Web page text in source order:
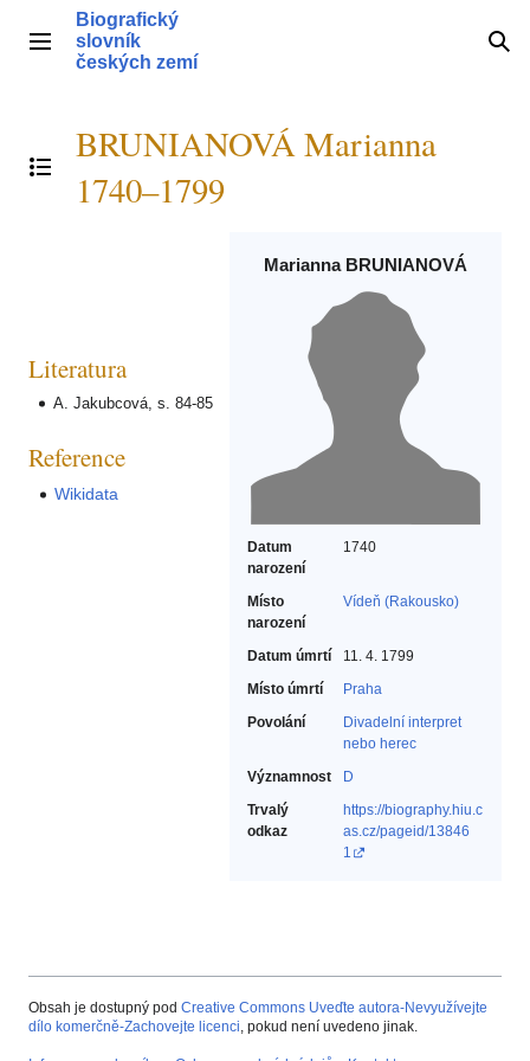
obsahHlavní menu
Biografický
slovník
českých zemí
Přepnout obsah
BRUNIANOVÁ Marianna
1740–1799
Marianna BRUNIANOVÁ
Datum
narození
1740
Místo
narození
Vídeň (Rakousko)
Datum úmrtí
11. 4. 1799
Místo úmrtí
Praha
Povolání
Divadelní interpret
nebo herec‎
Významnost
D
Trvalý
odkaz
https://biography.hiu.c
as.cz/pageid/13846
1
Literatura
A. Jakubcová, s. 84-85
Reference
Wikidata
Obsah je dostupný pod Creative Commons Uveďte autora-Nevyužívejte
dílo komerčně-Zachovejte licenci, pokud není uvedeno jinak.